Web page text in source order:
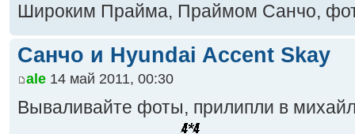
Широким Прайма, Праймом Санчо,
Санчо и Hyundai Accent Skay
ale 14 май 2011, 00:30
Вываливайте фоты, прилипли в